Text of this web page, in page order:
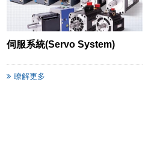
伺服系統(Servo System)
瞭解更多